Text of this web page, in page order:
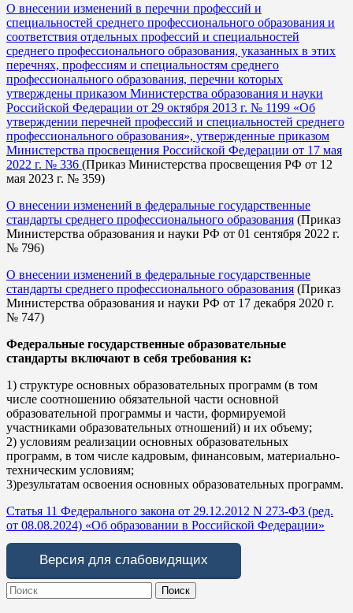
О внесении изменений в перечни профессий и
специальностей среднего профессионального образования и
соответствия отдельных профессий и специальностей
среднего профессионального образования, указанных в этих
перечнях, профессиям и специальностям среднего
профессионального образования, перечни которых
утверждены приказом Министерства образования и науки
Российской Федерации от 29 октября 2013 г. № 1199 «Об
утверждении перечней профессий и специальностей среднего
профессионального образования», утвержденные приказом
Министерства просвещения Российской Федерации от 17 мая
2022 г. № 336 (Приказ Министерства просвещения РФ от 12
мая 2023 г. № 359)
О внесении изменений в федеральные государственные
стандарты среднего профессионального образования (Приказ
Министерства образования и науки РФ от 01 сентября 2022 г.
№ 796)
О внесении изменений в федеральные государственные
стандарты среднего профессионального образования (Приказ
Министерства образования и науки РФ от 17 декабря 2020 г.
№ 747)
Федеральные государственные образовательные
стандарты включают в себя требования к:
1) структуре основных образовательных программ (в том
числе соотношению обязательной части основной
образовательной программы и части, формируемой
участниками образовательных отношений) и их объему;
2) условиям реализации основных образовательных
программ, в том числе кадровым, финансовым, материально-
техническим условиям;
3)результатам освоения основных образовательных программ.
Статья 11 Федерального закона от 29.12.2012 N 273-ФЗ (ред.
от 08.08.2024) «Об образовании в Российской Федерации»
Версия для слабовидящих
Search
for: